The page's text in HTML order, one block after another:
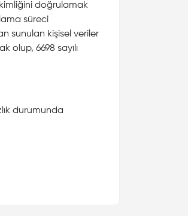
doğrulamak
süreci
sunulan kişisel veriler
olup, 6698 sayılı
durumunda